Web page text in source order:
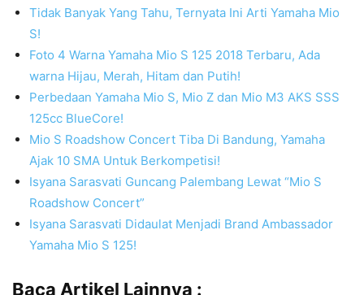
Tidak Banyak Yang Tahu, Ternyata Ini Arti Yamaha Mio
S!
Foto 4 Warna Yamaha Mio S 125 2018 Terbaru, Ada
warna Hijau, Merah, Hitam dan Putih!
Perbedaan Yamaha Mio S, Mio Z dan Mio M3 AKS SSS
125cc BlueCore!
Mio S Roadshow Concert Tiba Di Bandung, Yamaha
Ajak 10 SMA Untuk Berkompetisi!
Isyana Sarasvati Guncang Palembang Lewat “Mio S
Roadshow Concert”
Isyana Sarasvati Didaulat Menjadi Brand Ambassador
Yamaha Mio S 125!
Baca Artikel Lainnya :